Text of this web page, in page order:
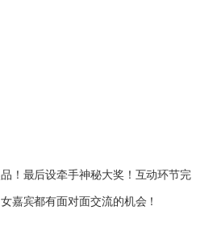
！最后设牵手神秘大奖！互动环节完
嘉宾都有面对面交流的机会！